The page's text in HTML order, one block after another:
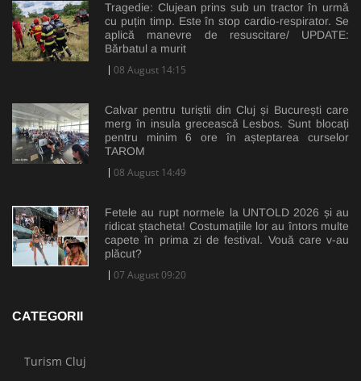
Tragedie: Clujean prins sub un tractor în urmă
cu puțin timp. Este în stop cardio-respirator. Se
aplică manevre de resuscitare/ UPDATE:
Bărbatul a murit
08 August 14:15
Calvar pentru turiștii din Cluj și București care
merg în insula grecească Lesbos. Sunt blocați
pentru minim 6 ore în așteptarea curselor
TAROM
08 August 14:49
Fetele au rupt normele la UNTOLD 2026 și au
ridicat ștacheta! Costumațiile lor au întors multe
capete în prima zi de festival. Vouă care v-au
plăcut?
07 August 09:20
CATEGORII
Turism Cluj